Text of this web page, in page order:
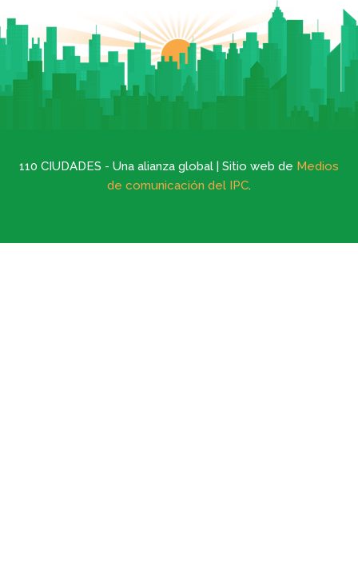
110 CIUDADES - Una alianza global | Sitio web de Medios
de comunicación del IPC.